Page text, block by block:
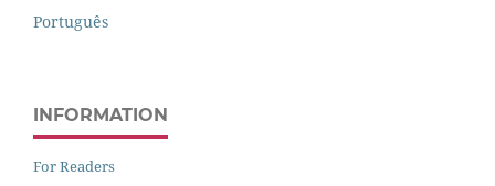
Português
INFORMATION
For Readers